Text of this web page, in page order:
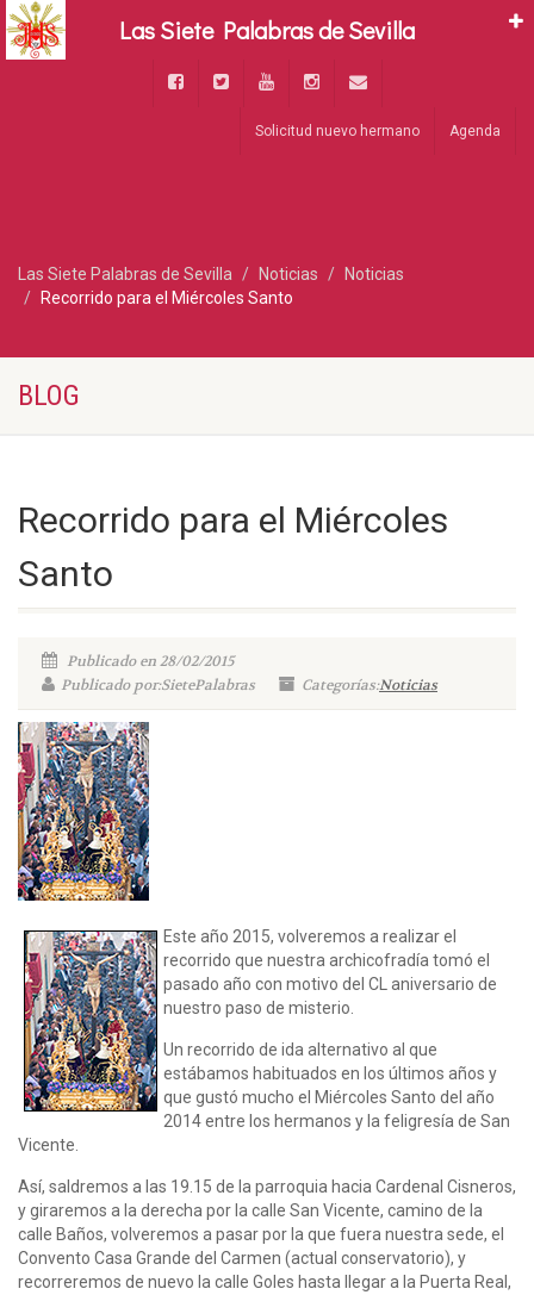
Solicitud nuevo hermano Agenda
Las Siete Palabras de Sevilla Noticias
Noticias
Recorrido para el Miércoles Santo
BLOG
Recorrido para el Miércoles
Santo
Publicado en 28/02/2015
Publicado por:SietePalabras
Categorías:Noticias
Este año 2015, volveremos a realizar el
recorrido que nuestra archicofradía tomó el
pasado año con motivo del CL aniversario de
nuestro paso de misterio.
Un recorrido de ida alternativo al que
estábamos habituados en los últimos años y
que gustó mucho el Miércoles Santo del año
2014 entre los hermanos y la feligresía de San
Vicente.
Así, saldremos a las 19.15 de la parroquia hacia Cardenal Cisneros,
y giraremos a la derecha por la calle San Vicente, camino de la
calle Baños, volveremos a pasar por la que fuera nuestra sede, el
Convento Casa Grande del Carmen (actual conservatorio), y
recorreremos de nuevo la calle Goles hasta llegar a la Puerta Real,
Las Siete Palabras de Sevilla